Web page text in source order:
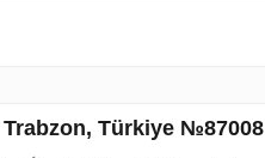
Türkiye №87008